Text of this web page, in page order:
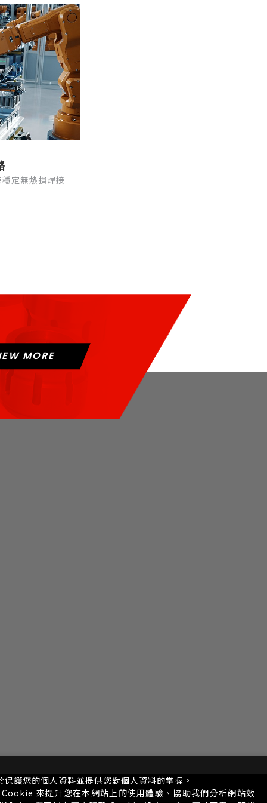
定無熱損焊接
MORE
護您的個人資料並提供您對個人資料的掌握。
來提升您在本網站上的使用體驗、協助我們分析網站效